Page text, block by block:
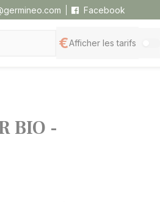
Facebook
Afficher les tarifs
BIO -